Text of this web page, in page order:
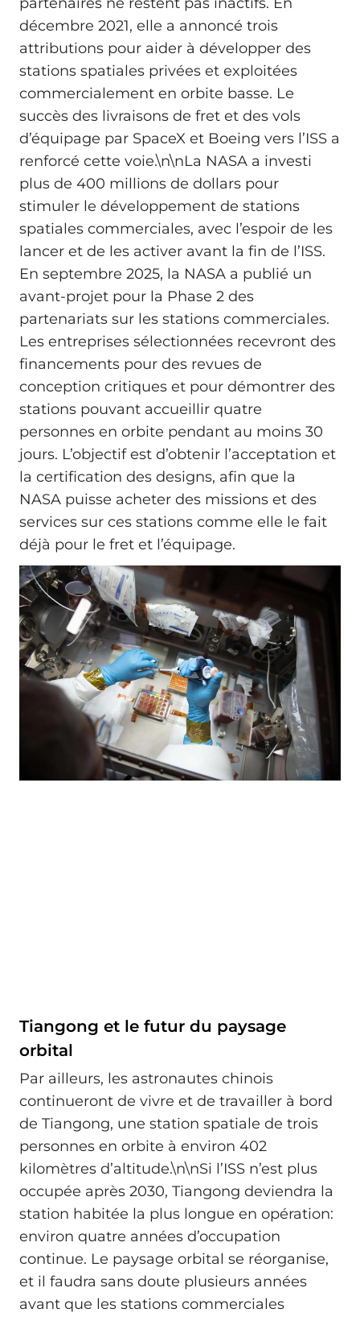
décembre 2021, elle a annoncé trois
attributions pour aider à développer des
stations spatiales privées et exploitées
commercialement en orbite basse. Le
succès des livraisons de fret et des vols
d’équipage par SpaceX et Boeing vers l’ISS a
renforcé cette voie.\n\nLa NASA a investi
plus de 400 millions de dollars pour
stimuler le développement de stations
spatiales commerciales, avec l’espoir de les
lancer et de les activer avant la fin de l’ISS.
En septembre 2025, la NASA a publié un
avant-projet pour la Phase 2 des
partenariats sur les stations commerciales.
Les entreprises sélectionnées recevront des
financements pour des revues de
conception critiques et pour démontrer des
stations pouvant accueillir quatre
personnes en orbite pendant au moins 30
jours. L’objectif est d’obtenir l’acceptation et
la certification des designs, afin que la
NASA puisse acheter des missions et des
services sur ces stations comme elle le fait
déjà pour le fret et l’équipage.
Tiangong et le futur du paysage
orbital
Par ailleurs, les astronautes chinois
continueront de vivre et de travailler à bord
de Tiangong, une station spatiale de trois
personnes en orbite à environ 402
kilomètres d’altitude.\n\nSi l’ISS n’est plus
occupée après 2030, Tiangong deviendra la
station habitée la plus longue en opération:
environ quatre années d’occupation
continue. Le paysage orbital se réorganise,
et il faudra sans doute plusieurs années
avant que les stations commerciales